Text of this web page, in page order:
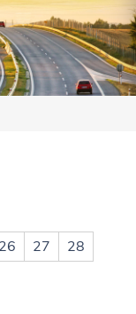
26 27
28